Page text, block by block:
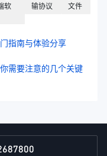
软
输协议
文件
指南与体验分享
需要注意的几个关键